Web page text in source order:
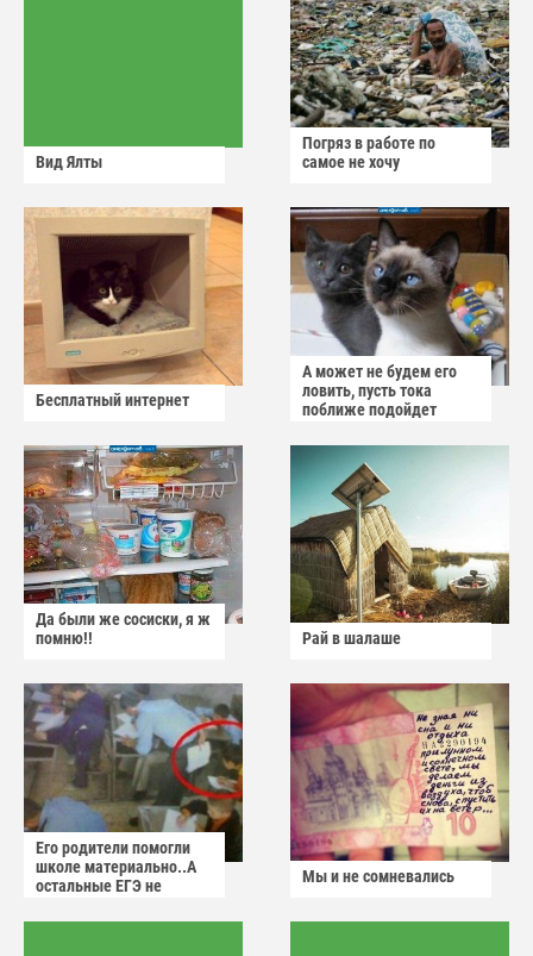
Вид Ялты
Погряз в работе по
самое не хочу
Бесплатный интернет
А может не будем его
ловить, пусть тока
поближе подойдет
Да были же сосиски, я ж
помню!!
Рай в шалаше
Его родители помогли
школе материально..А
остальные ЕГЭ не
Мы и не сомневались